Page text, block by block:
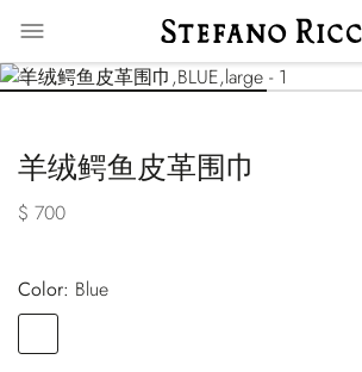
羊绒鳄鱼皮革围巾
$ 700
Color:
blue